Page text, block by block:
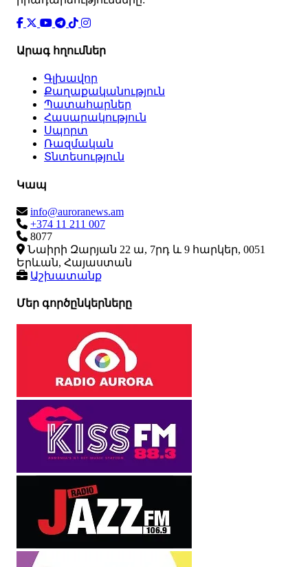
Արագ հղումներ
Գլխավոր
Քաղաքականություն
Պատահարներ
Հասարակություն
Սպորտ
Ռազմական
Տնտեսություն
Կապ
info@auroranews.am
+374 11 211 007
8077
Նաիրի Զարյան 22 ա, 7րդ և 9 հարկեր, 0051
Երևան, Հայաստան
Աշխատանք
Մեր գործընկերները